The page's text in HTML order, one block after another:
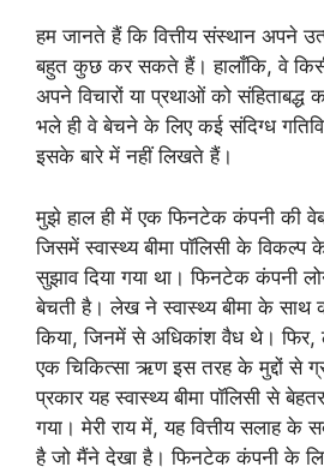
हम जानते हैं कि वित्तीय संस्थान अपने
बहुत कुछ कर सकते हैं। हालाँकि, वे
अपने विचारों या प्रथाओं को
भले ही वे बेचने के लिए कई संदिग्ध
इसके बारे में नहीं लिखते हैं।
मुझे हाल ही में एक फिनटेक कंपनी की
जिसमें स्वास्थ्य बीमा पॉलिसी के
सुझाव दिया गया था। फिनटेक कंपनी
बेचती है। लेख ने स्वास्थ्य बीमा के साथ
किया, जिनमें से अधिकांश वैध थे।
एक चिकित्सा ऋण इस तरह के मुद्दों से
प्रकार यह स्वास्थ्य बीमा पॉलिसी से
गया। मेरी राय में, यह वित्तीय सलाह
है जो मैंने देखा है। फिनटेक कंपनी के लिए